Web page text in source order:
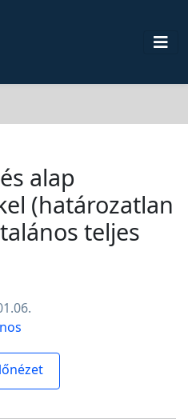
alap
(határozatlan
teljes